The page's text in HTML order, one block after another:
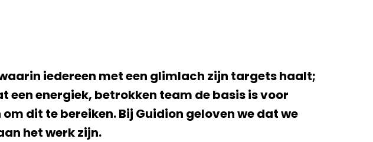
iedereen met een glimlach zijn targets haalt;
energiek, betrokken team de basis is voor
dit te bereiken. Bij Guidion geloven we dat we
het werk zijn.